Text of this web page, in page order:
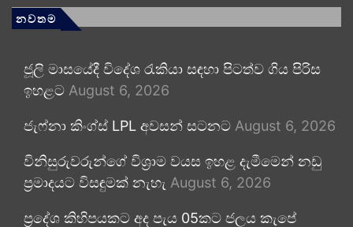
නවතම
ජූලි මාසයේදී විදේශ රැකියා සඳහා පිටත්ව ගිය පිරිස
ඉහළට August 6, 2026
ජැෆ්නා කිංග්ස් LPL අවසන් සටනට August 6, 2026
විනිසුරුවරුන්ගේ විශ්‍රාම වයස ඉහළ දැමීමෙන් නඩු
ප්‍රමාදයට විසඳුමක් නැහැ August 6, 2026
ප්‍රදේශ කිහිපයකට අද පැය 05කට ජලය කැපේ